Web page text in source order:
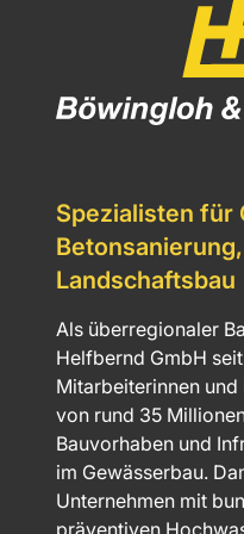
Spezialisten für
Landschaftsbau
Als überregionaler
Helfbernd GmbH
Mitarbeiterinnen
von rund 35
Bauvorhaben und
im Gewässerbau.
Unternehmen mit